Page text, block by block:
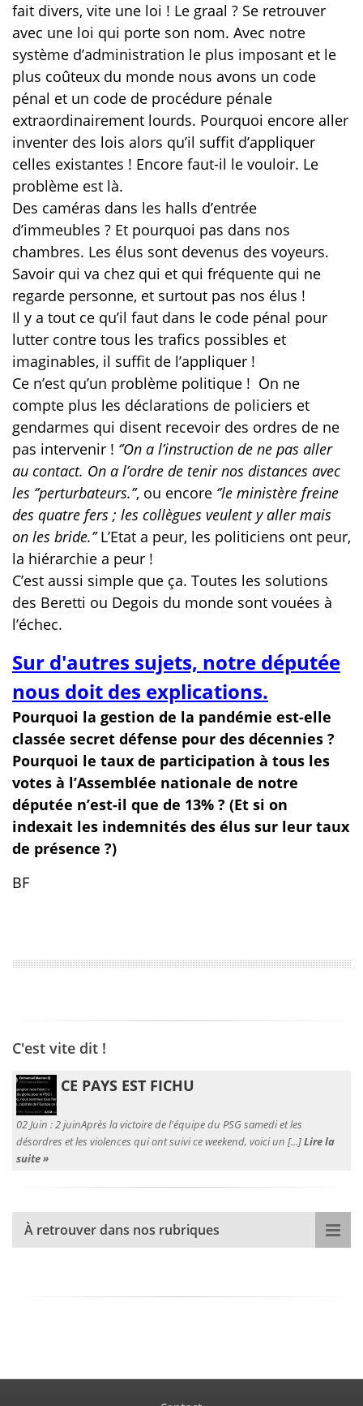
fait divers, vite une loi ! Le graal ? Se retrouver
avec une loi qui porte son nom. Avec notre
système d’administration le plus imposant et le
plus coûteux du monde nous avons un code
pénal et un code de procédure pénale
extraordinairement lourds. Pourquoi encore aller
inventer des lois alors qu’il suffit d’appliquer
celles existantes ! Encore faut-il le vouloir. Le
problème est là.
Des caméras dans les halls d’entrée
d’immeubles ? Et pourquoi pas dans nos
chambres. Les élus sont devenus des voyeurs.
Savoir qui va chez qui et qui fréquente qui ne
regarde personne, et surtout pas nos élus !
Il y a tout ce qu’il faut dans le code pénal pour
lutter contre tous les trafics possibles et
imaginables, il suffit de l’appliquer !
Ce n’est qu’un problème politique ! On ne
compte plus les déclarations de policiers et
gendarmes qui disent recevoir des ordres de ne
pas intervenir ! ‘’On a l’instruction de ne pas aller
au contact. On a l’ordre de tenir nos distances avec
les ‘’perturbateurs.’’, ou encore ‘’le ministère freine
des quatre fers ; les collègues veulent y aller mais
on les bride.’’L’Etat a peur, les politiciens ont peur,
la hiérarchie a peur !
C’est aussi simple que ça. Toutes les solutions
des Beretti ou Degois du monde sont vouées à
l’échec.
Sur d'autres sujets, notre députée
nous doit des explications.
Pourquoi la gestion de la pandémie est-elle
classée secret défense pour des décennies ?
Pourquoi le taux de participation à tous les
votes à l’Assemblée nationale de notre
députée n’est-il que de 13% ? (Et si on
indexait les indemnités des élus sur leur taux
de présence ?)
BF
C'est vite dit !
CE PAYS EST FICHU
02 Juin :2 juinAprès la victoire de l'équipe du PSG samedi et les
désordres et les violences qui ont suivi ce weekend, voici un [...]Lire la
suite »
À retrouver dans nos rubriques